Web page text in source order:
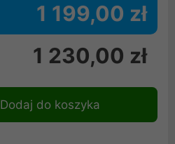
1 199,00 zł
1 230,00 zł
Dodaj do koszyka